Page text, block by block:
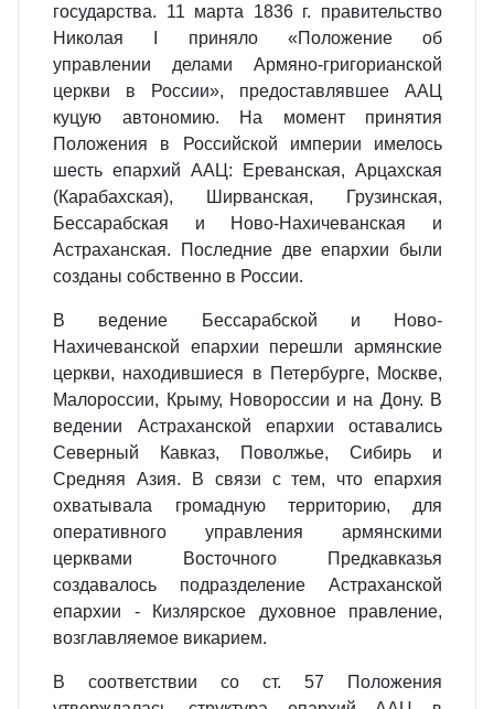
государства. 11 марта 1836 г. правительство
Николая I приняло «Положение об
управлении делами Армяно-григорианской
церкви в России», предоставлявшее ААЦ
куцую автономию. На момент принятия
Положения в Российской империи имелось
шесть епархий ААЦ: Ереванская, Арцахская
(Карабахская), Ширванская, Грузинская,
Бессарабская и Ново-Нахичеванская и
Астраханская. Последние две епархии были
созданы собственно в России.
В ведение Бессарабской и Ново-
Нахичеванской епархии перешли армянские
церкви, находившиеся в Петербурге, Москве,
Малороссии, Крыму, Новороссии и на Дону. В
ведении Астраханской епархии оставались
Северный Кавказ, Поволжье, Сибирь и
Средняя Азия. В связи с тем, что епархия
охватывала громадную территорию, для
оперативного управления армянскими
церквами Восточного Предкавказья
создавалось подразделение Астраханской
епархии - Кизлярское духовное правление,
возглавляемое викарием.
В соответствии со ст. 57 Положения